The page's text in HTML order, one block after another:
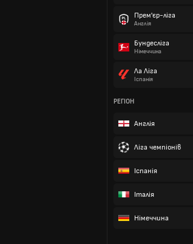
Прем'єр-ліга
Англія
Бундесліга
Німеччина
Ла Ліга
Іспанія
РЕГІОН
Англія
Ліга чемпіонів
Іспанія
Італія
Німеччина